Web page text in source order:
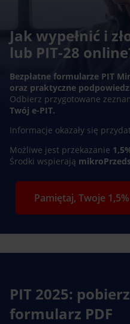
Jak wypełnić i
lub PIT-28
Bezpłatne formularze PIT
oraz praktyczne
Odbierz przygotowane
Twój e-PIT.
Informacje okazały się
Możliwe jest przekazanie
Środki wspierają
Pamiętaj, Twoje
PIT 2025:
formularz PDF